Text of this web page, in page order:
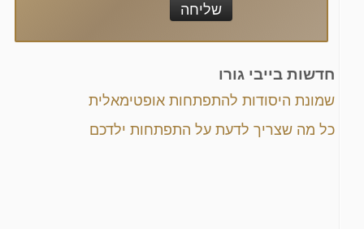
חדשות בייבי גורו
שמונת היסודות להתפתחות אופטימאלית
כל מה שצריך לדעת על התפתחות ילדכם